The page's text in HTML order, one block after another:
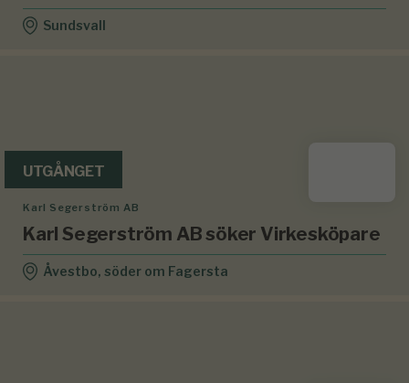
Sundsvall
UTGÅNGET
Karl Segerström AB
Karl Segerström AB söker Virkesköpare
Åvestbo, söder om Fagersta